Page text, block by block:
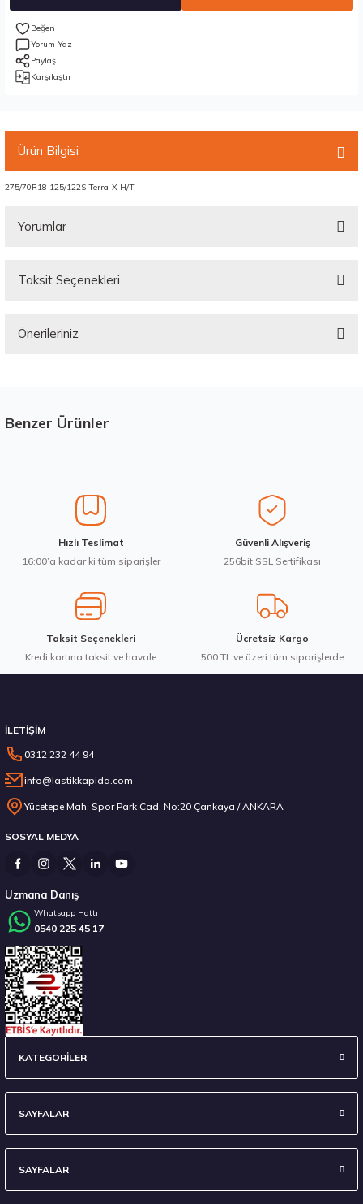
Yorum Yaz
Paylaş
Karşılaştır
Ürün Bilgisi
275/70R18 125/122S Terra-X H/T
Yorumlar
Taksit Seçenekleri
Önerileriniz
Görüş ve önerileriniz için teşekkür ederiz.
Ürün bilgilerinde hatalar bulunuyor.
Ürün fiyatı diğer sitelerden daha pahalı.
Bu ürüne benzer farklı alternatifler olmalı.
Benzer Ürünler
Hankook 255/45R19Y 104Y XL Ventus Evo K137 Yaz 2026
10.811,63 ₺
13.678,50 ₺
Stokta 3 Adet
Hızlı Teslimat
16:00’a kadar ki tüm siparişler
Güvenli Alışveriş
256bit SSL Sertifikası
Taksit Seçenekleri
Kredi kartına taksit ve havale
Ücretsiz Kargo
500 TL ve üzeri tüm siparişlerde
İLETİŞİM
0312 232 44 94
info@lastikkapida.com
Yücetepe Mah. Spor Park Cad. No:20 Çankaya / ANKARA
SOSYAL MEDYA
Uzmana Danış
Whatsapp Hattı
0540 225 45 17
KATEGORİLER
SAYFALAR
SAYFALAR